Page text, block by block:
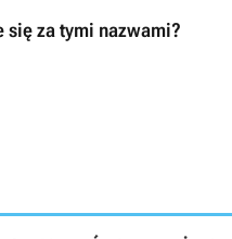
się za tymi nazwami?